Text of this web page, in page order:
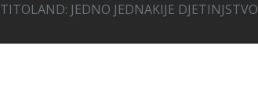
TITOLAND: JEDNO JEDNAKIJE DJETINJSTVO